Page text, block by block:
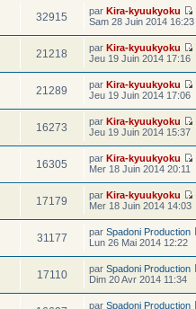
32915 par Kira-kyuukyoku
Sam 28 Juin 2014 16:23
21218 par Kira-kyuukyoku
Jeu 19 Juin 2014 17:16
21289 par Kira-kyuukyoku
Jeu 19 Juin 2014 17:06
16273 par Kira-kyuukyoku
Jeu 19 Juin 2014 15:37
16305 par Kira-kyuukyoku
Mer 18 Juin 2014 20:11
17179 par Kira-kyuukyoku
Mer 18 Juin 2014 14:03
31177 par Spadoni Production
Lun 26 Mai 2014 12:22
17110 par Spadoni Production
Dim 20 Avr 2014 11:34
par Spadoni Production